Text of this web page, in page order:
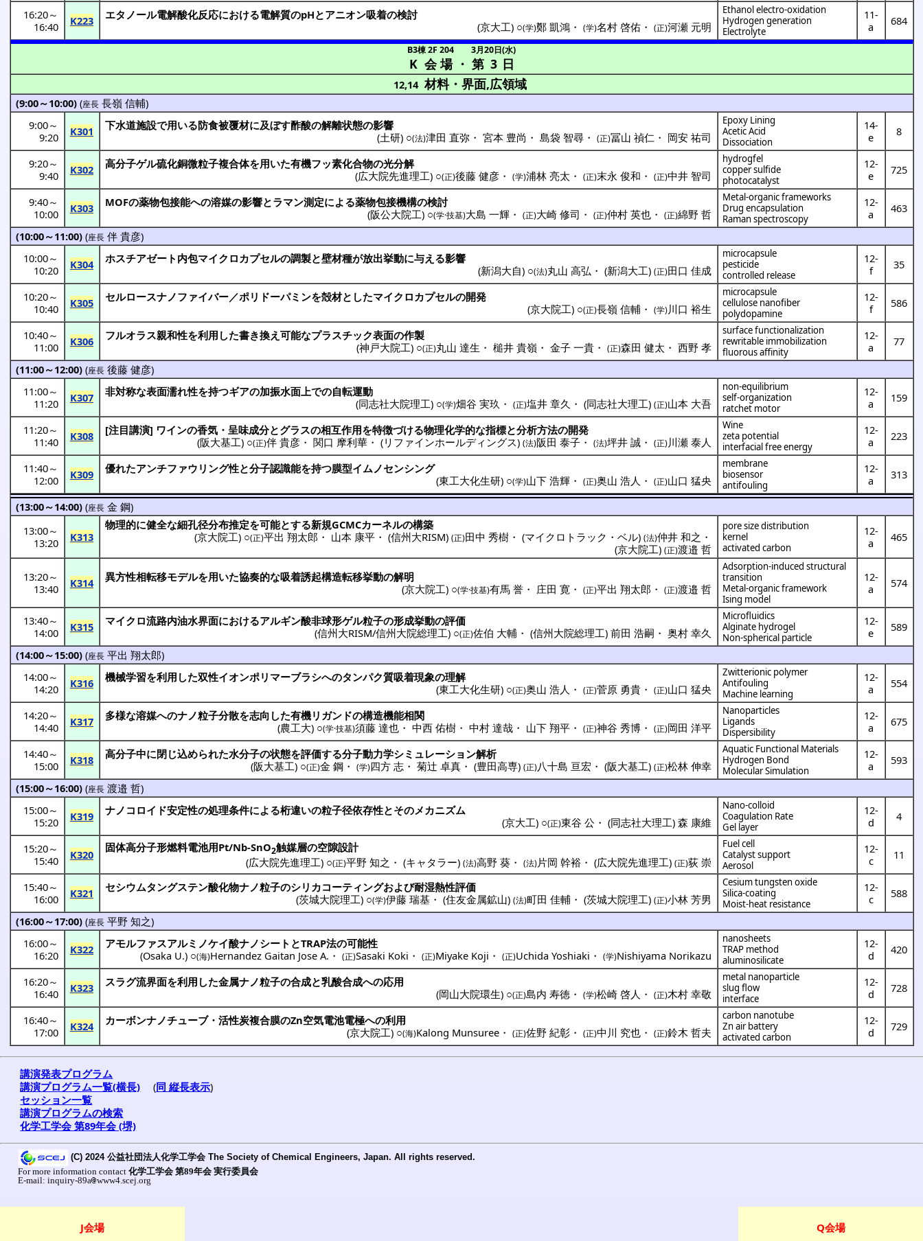
16:20～
16:40
K223 エタノール電解酸化反応における電解質のpHとアニオン吸着の検討
(京大工) ○(学)鄭 凱鴻 ・(学)名村 啓佑 ・(正)河瀬 元明
Ethanol electro-oxidation
Hydrogen generation
Electrolyte
11-
a
684
K 会場
B3棟 2F 204
・ 第 3 日
3月20日(水)
12,14 材料・界面,広領域
(9:00～10:00)(座長 長嶺 信輔)
9:00～
9:20
K301 下水道施設で用いる防食被覆材に及ぼす酢酸の解離状態の影響
(土研) ○(法)津田 直弥 ・宮本 豊尚 ・島袋 智尋 ・(正)冨山 禎仁 ・ 岡安 祐司
Epoxy Lining
Acetic Acid
Dissociation
14-
e
8
9:20～
9:40
K302 高分子ゲル硫化銅微粒子複合体を用いた有機フッ素化合物の光分解
(広大院先進理工) ○(正)後藤 健彦 ・(学)浦林 亮太 ・(正)末永 俊和 ・(正)中井 智司
hydrogfel
copper sulfide
photocatalyst
12-
e
725
9:40～
10:00
K303 MOFの薬物包接能への溶媒の影響とラマン測定による薬物包接機構の検討
(阪公大院工) ○(学·技基)大島 一輝 ・(正)大崎 修司 ・(正)仲村 英也 ・(正)綿野 哲
Metal-organic frameworks
Drug encapsulation
Raman spectroscopy
12-
a
463
(10:00～11:00)(座長 伴 貴彦)
10:00～
10:20
K304 ホスチアゼート 内包マイクロカプセルの調製と壁材種が放出挙動に与える影響
(新潟大自) ○(法)丸山 高弘 ・(新潟大工)(正)田口 佳成
microcapsule
pesticide
controlled release
12-
f
35
10:20～
10:40
K305 セルロースナノファイバー／ポリドーパミンを殻材としたマイクロカプセルの開発
(京大院工) ○(正)長嶺 信輔 ・(学)川口 裕生
microcapsule
cellulose nanofiber
polydopamine
12-
f
586
10:40～
11:00
K306 フルオラス親和性を利用 した書き換え 可能なプラスチック表面の作製
(神戸大院工) ○(正)丸山 達生 ・槌井 貴嶺 ・金子 一貴 ・(正)森田 健太 ・西野 孝
surface functionalization
rewritable immobilization
fluorous affinity
12-
a
77
(11:00～12:00)(座長 後藤 健彦)
11:00～
11:20
K307 非対称な表面濡れ性を持つギアの加振水面上での自転運動
(同志社大院理工) ○(学)畑谷 実玖 ・(正)塩井 章久 ・(同志社大理工)(正)山本 大吾
non-equilibrium
self-organization
ratchet motor
12-
a
159
11:20～
11:40
K308 [注目講演] ワインの香気・ 呈味成分とグラスの相互作用を特徴づける物理化学的な指標と分析方法の開発
(阪大基工) ○(正)伴 貴彦 ・関口 摩利華 ・(リファインホールディングス)(法)阪田 泰子 ・(法)坪井 誠 ・(正)川瀬 泰人
Wine
zeta potential
interfacial free energy
12-
a
223
11:40～
12:00
K309 優れたアンチファウリング性と分子認識能を持つ膜型イムノセンシング
(東工大化生研) ○(学)山下 浩輝 ・(正)奥山 浩人 ・(正)山口 猛央
membrane
biosensor
antifouling
12-
a
313
(13:00～14:00)(座長 金 鋼)
13:00～
13:20
K313
物理的に健全な細孔径分布推定を可能とする新規GCMCカーネルの構築
(京大院工) ○(正)平出 翔太郎 ・ 山本 康平 ・(信州大RISM)(正)田中 秀樹 ・(マイクロトラック・ベル)(法)仲井 和之 ・
(京大院工)(正)渡邉 哲
pore size distribution
kernel
activated carbon
12-
a
465
13:20～
13:40
K314 異方性相転移モデルを用いた協奏的な吸着誘起構造転移挙動の解明
(京大院工) ○(学·技基)有馬 誉 ・ 庄田 寛 ・(正)平出 翔太郎 ・(正)渡邉 哲
Adsorption-induced structural
transition
Metal-organic framework
Ising model
12-
a
574
13:40～
14:00
K315 マイクロ流路内油水界面におけるアルギン酸非球形ゲル粒子の形成挙動の評価
(信州大RISM/信州大院総理工) ○(正)佐伯 大輔 ・(信州大院総理工)前田 浩嗣 ・奥村 幸久
Microfluidics
Alginate hydrogel
Non-spherical particle
12-
e
589
(14:00～15:00)(座長 平出 翔太郎)
14:00～
14:20
K316 機械学習を利用 した双性イオンポリマーブラシへのタンパク質吸着現象の理解
(東工大化生研) ○(正)奥山 浩人 ・(正)菅原 勇貴 ・(正)山口 猛央
Zwitterionic polymer
Antifouling
Machine learning
12-
a
554
14:20～
14:40
K317 多様な溶媒へのナノ粒子分散を志向 した有機リガンドの構造機能相関
(農工大) ○(学·技基)須藤 達也 ・中西 佑樹 ・中村 達哉 ・ 山下 翔平 ・(正)神谷 秀博 ・(正)岡田 洋平
Nanoparticles
Ligands
Dispersibility
12-
a
675
14:40～
15:00
K318 高分子中に閉じ込められた水分子の状態を評価する分子動力学シミュレーション解析
(阪大基工) ○(正)金 鋼 ・(学)四方 志 ・菊辻 卓真 ・(豊田高専)(正)八十島 亘宏 ・(阪大基工)(正)松林 伸幸
Aquatic Functional Materials
Hydrogen Bond
Molecular Simulation
12-
a
593
(15:00～16:00)(座長 渡邉 哲)
15:00～
15:20
K319 ナノコロイド安定性の処理条件による桁違いの粒子径依存性とそのメカニズム
(京大工) ○(正)東谷 公 ・(同志社大理工)森 康維
Nano-colloid
Coagulation Rate
Gel layer
12-
d
4
15:20～
15:40
K320
固体高分子形燃料電池用Pt/Nb-SnO2触媒層の空隙設計
(広大院先進理工) ○(正)平野 知之 ・(キャタラー)(法)高野 葵 ・(法)片岡 幹裕 ・(広大院先進理工)(正)荻 崇
Fuel cell
Catalyst support
Aerosol
12-
c
11
15:40～
16:00
K321 セシウムタングステン酸化物ナノ粒子のシリカコーティングおよび耐湿熱性評価
(茨城大院理工) ○(学)伊藤 瑞基 ・(住友金属鉱山)(法)町田 佳輔 ・(茨城大院理工)(正)小林 芳男
Cesium tungsten oxide
Silica-coating
Moist-heat resistance
12-
c
588
(16:00～17:00)(座長 平野 知之)
16:00～
16:20
K322 アモルファスアルミノケイ酸ナノシート とTRAP法の可能性
(Osaka U.) ○(海)Hernandez Gaitan Jose A. ・(正)Sasaki Koki ・(正)Miyake Koji ・(正)Uchida Yoshiaki ・(学)Nishiyama Norikazu
nanosheets
TRAP method
aluminosilicate
12-
d
420
16:20～
16:40
K323 スラグ流界面を利用 した金属ナノ粒子の合成と乳酸合成への応用
(岡山大院環生) ○(正)島内 寿徳 ・(学)松崎 啓人 ・(正)木村 幸敬
metal nanoparticle
slug flow
interface
12-
d
728
16:40～
17:00
K324 カーボンナノチューブ・ 活性炭複合膜のZn空気電池電極への利用
(京大院工) ○(海)Kalong Munsuree ・(正)佐野 紀彰 ・(正)中川 究也 ・(正)鈴木 哲夫
carbon nanotube
Zn air battery
activated carbon
12-
d
729
講演発表プログラム
講演プログラム一覧(横長) (同 縦長表示)
セッション一覧
講演プログラムの検索
化学工学会 第89年会 (堺)
(C) 2024 公益社団法人化学工学会 The Society of Chemical Engineers, Japan. All rights reserved.
For more information contact 化学工学会 第89年会 実行委員会
E-mail: inquiry-89a www4.scej.org
J会場 Q会場